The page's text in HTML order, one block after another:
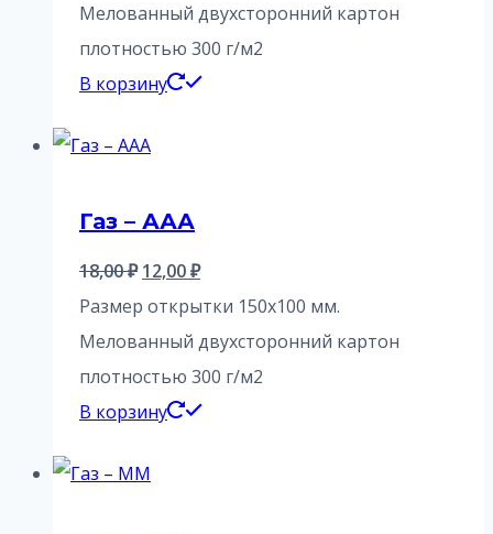
Мелованный двухсторонний картон
плотностью 300 г/м2
В корзину
Газ – ААА
18,00₽ Первоначальная
цена
составляла
18,00 ₽.
12,00₽Текущая
цена:
12,00 ₽.
Размер открытки 150х100 мм.
Мелованный двухсторонний картон
плотностью 300 г/м2
В корзину